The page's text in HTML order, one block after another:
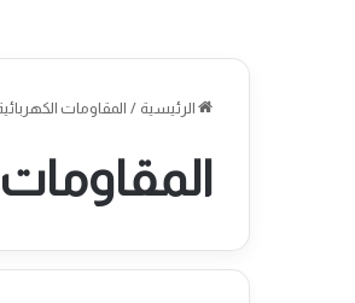
الرئيسية / المقاومات
المقاومات